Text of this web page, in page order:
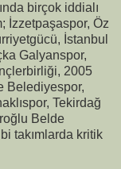
birçok iddialı
İzzetpaşaspor, Öz
İstanbul
Galyanspor,
2005
Belediyespor,
Tekirdağ
Belde
takımlarda kritik